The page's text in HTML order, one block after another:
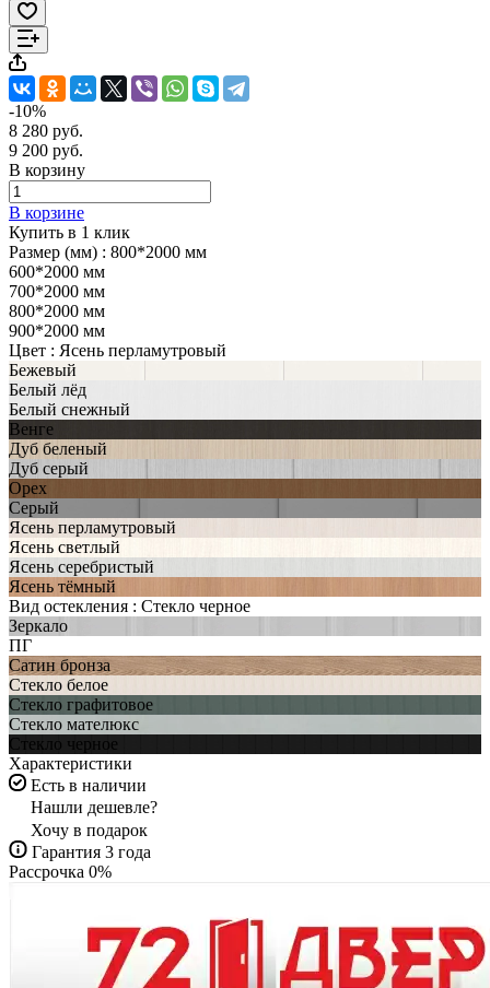
-10%
8 280 руб.
9 200 руб.
В корзину
В корзине
Купить в 1 клик
Размер (мм) : 800*2000 мм
600*2000 мм
700*2000 мм
800*2000 мм
900*2000 мм
Цвет : Ясень перламутровый
Бежевый
Белый лёд
Белый снежный
Венге
Дуб беленый
Дуб серый
Орех
Серый
Ясень перламутровый
Ясень светлый
Ясень серебристый
Ясень тёмный
Вид остекления : Стекло черное
Зеркало
ПГ
Сатин бронза
Стекло белое
Стекло графитовое
Стекло мателюкс
Стекло черное
Характеристики
Есть в наличии
Нашли дешевле?
Хочу в подарок
Гарантия 3 года
Рассрочка 0%